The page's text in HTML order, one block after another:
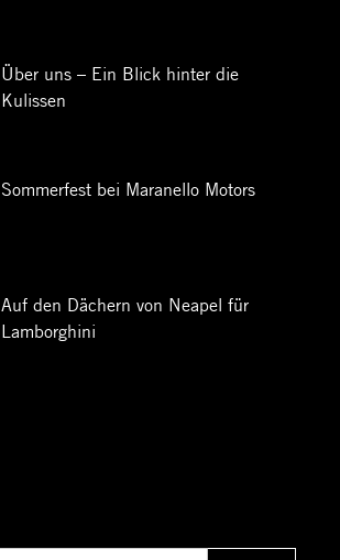
Über uns – Ein Blick hinter die
Kulissen
Sommerfest bei Maranello Motors
Auf den Dächern von Neapel für
Lamborghini